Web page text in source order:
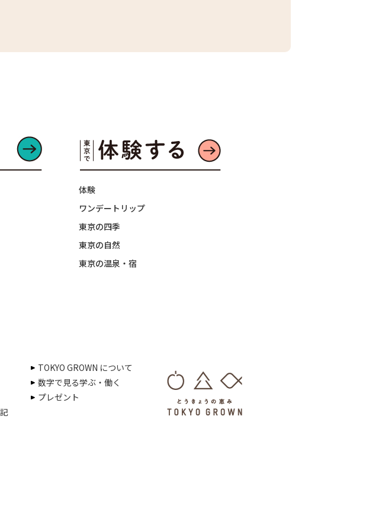
体験
ワンデートリップ
東京の四季
東京の自然
東京の温泉・宿
TOKYO GROWN について
数字で見る学ぶ・働く
プレゼント